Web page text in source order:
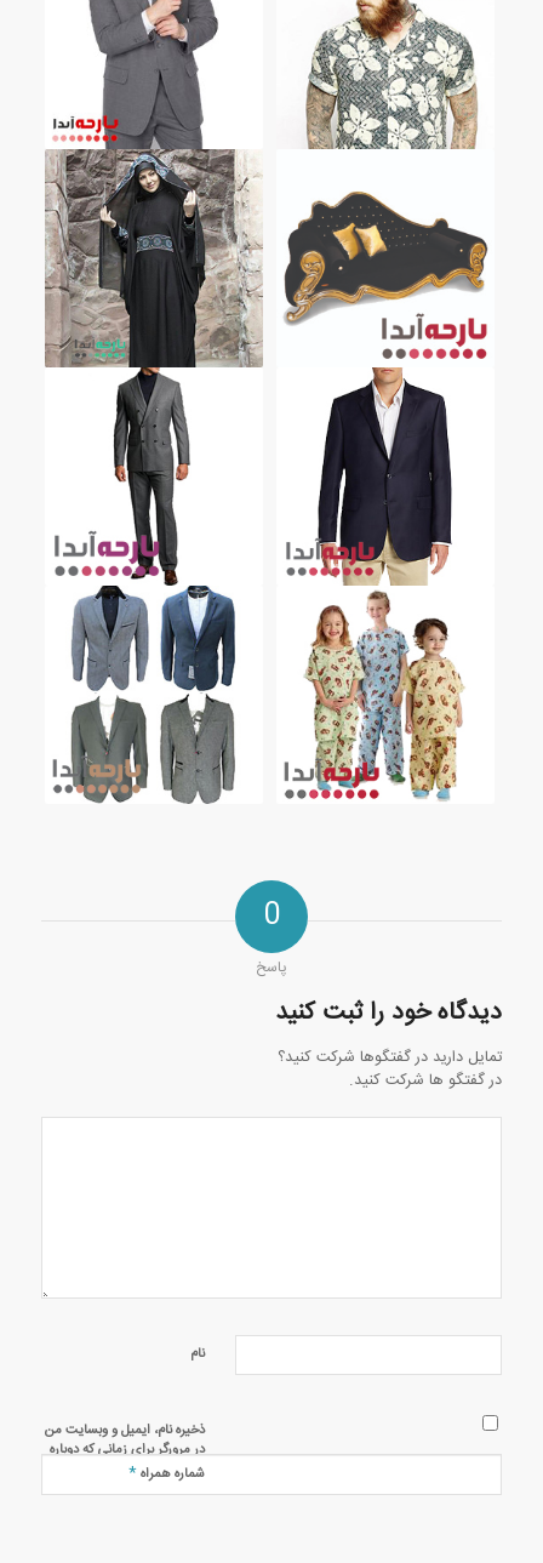
0
پاسخ
دیدگاه خود را ثبت کنید
تمایل دارید در گفتگوها شرکت کنید؟
در گفتگو ها شرکت کنید.
نام
ذخیره نام، ایمیل و وبسایت من
در مرورگر برای زمانی که دوباره
دیدگاهی می‌نویسم.
شماره همراه*